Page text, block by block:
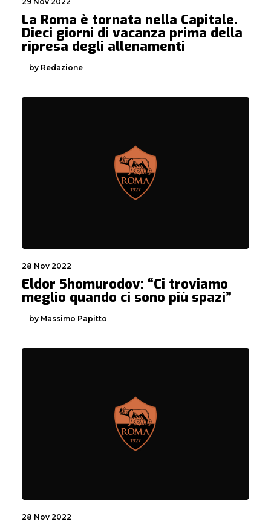
La Roma è tornata nella Capitale.
Dieci giorni di vacanza prima della
ripresa degli allenamenti
by Redazione
28 Nov 2022
Eldor Shomurodov: “Ci troviamo
meglio quando ci sono più spazi”
by Massimo Papitto
28 Nov 2022